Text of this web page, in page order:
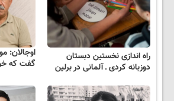
راه اندازی نخستین دبستان
دوزبانه کردی ـ آلمانی در برلین
اوجالان:
گفت که